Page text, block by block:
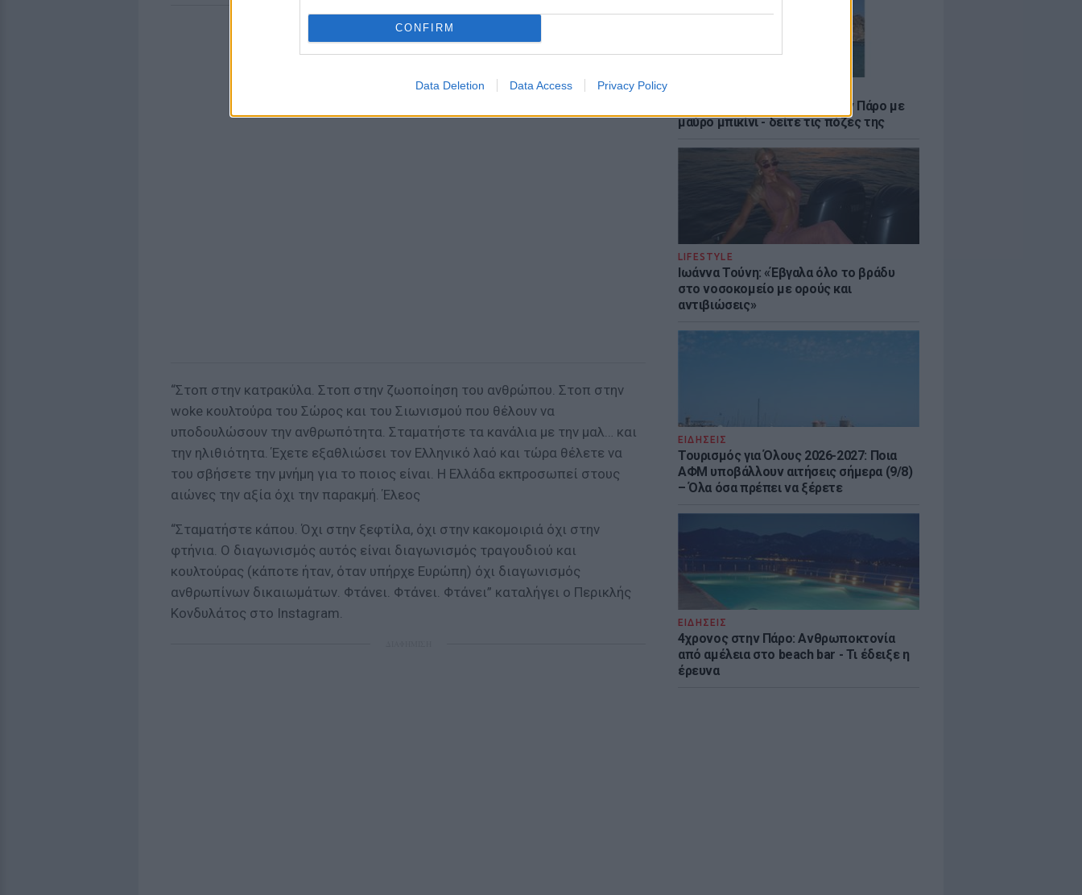
CONFIRM
Data Deletion Data Access Privacy Policy
Η Γαρυφαλλιά Καληφώνη στην Πάρο με
μαύρο μπικίνι - δείτε τις πόζες της
LIFESTYLE
Ιωάννα Τούνη: «Έβγαλα όλο το βράδυ
στο νοσοκομείο με ορούς και
αντιβιώσεις»
ΕΙΔΗΣΕΙΣ
Τουρισμός για Όλους 2026-2027: Ποια
ΑΦΜ υποβάλλουν αιτήσεις σήμερα (9/8)
– Όλα όσα πρέπει να ξέρετε
ΕΙΔΗΣΕΙΣ
4χρονος στην Πάρο: Ανθρωποκτονία
από αμέλεια στο beach bar - Τι έδειξε η
έρευνα
“Στοπ στην κατρακύλα. Στοπ στην ζωοποίηση του ανθρώπου. Στοπ στην
woke κουλτούρα του Σώρος και του Σιωνισμού που θέλουν να
υποδουλώσουν την ανθρωπότητα. Σταματήστε τα κανάλια με την μαλ… και
την ηλιθιότητα. Έχετε εξαθλιώσει τον Ελληνικό λαό και τώρα θέλετε να
του σβήσετε την μνήμη για το ποιος είναι. Η Ελλάδα εκπροσωπεί στους
αιώνες την αξία όχι την παρακμή. Έλεος
“Σταματήστε κάπου. Όχι στην ξεφτίλα, όχι στην κακομοιριά όχι στην
φτήνια. Ο διαγωνισμός αυτός είναι διαγωνισμός τραγουδιού και
κουλτούρας (κάποτε ήταν, όταν υπήρχε Ευρώπη) όχι διαγωνισμός
ανθρωπίνων δικαιωμάτων. Φτάνει. Φτάνει. Φτάνει” καταλήγει ο Περικλής
Κονδυλάτος στο Instagram.